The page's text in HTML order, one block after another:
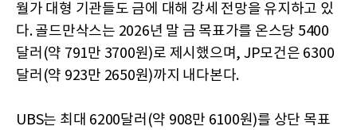
월가 대형 기관들도 금에 대해 강세 전망을 유지하고 있
다. 골드만삭스는 2026년 말 금 목표가를 온스당 5400
달러(약 791만 3700원)로 제시했으며, JP모건은 6300
달러(약 923만 2650원)까지 내다본다.
UBS는 최대 6200달러(약 908만 6100원)를 상단 목표